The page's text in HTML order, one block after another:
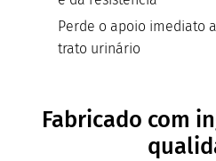
Perde o apoio imediato
trato urinário
Fabricado com